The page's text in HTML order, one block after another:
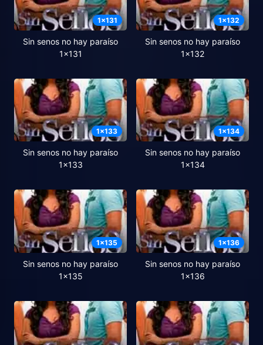
1x131
Sin senos no hay paraíso
1x131
1x132
Sin senos no hay paraíso
1x132
1x133
Sin senos no hay paraíso
1x133
1x134
Sin senos no hay paraíso
1x134
1x135
Sin senos no hay paraíso
1x135
1x136
Sin senos no hay paraíso
1x136